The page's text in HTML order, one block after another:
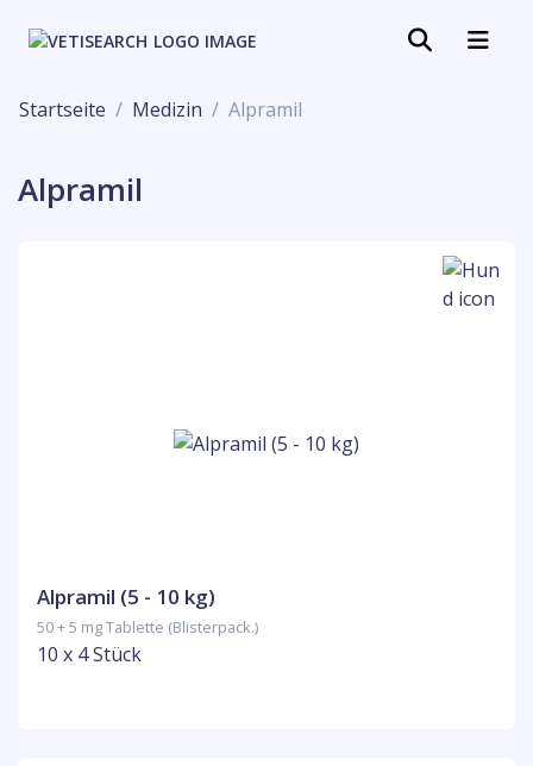
Startseite Medizin Alpramil
Alpramil
Alpramil (5 - 10 kg)
50 + 5 mg Tablette (Blisterpack.)
10 x 4 Stück